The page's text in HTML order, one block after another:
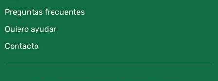
Preguntas frecuentes
Quiero ayudar
Contacto